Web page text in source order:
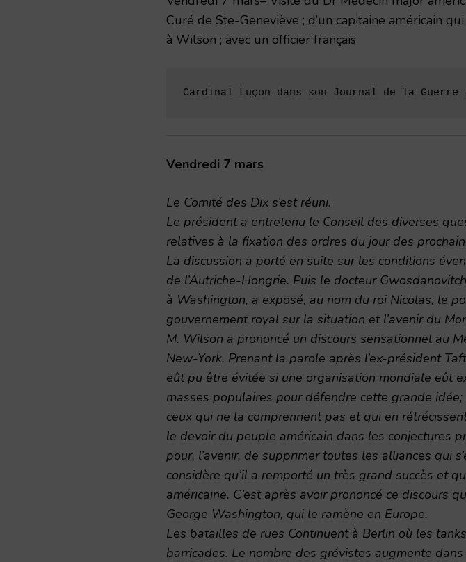
Curé de Ste-Geneviève ; d’un capitaine américain
à Wilson ; avec un officier français
Cardinal Luçon dans son Journal de la Guerre
Vendredi 7 mars
Le Comité des Dix s’est réuni.
Le président a entretenu le Conseil des diverses
relatives à la fixation des ordres du jour des
La discussion a porté en suite sur les conditions
de l’Autriche-Hongrie. Puis le docteur
à Washington, a exposé, au nom du roi Nicolas, le
gouvernement royal sur la situation et l’avenir du
M. Wilson a prononcé un discours sensationnel au
New-York. Prenant la parole après l’ex-président
eût pu être évitée si une organisation mondiale eût
masses populaires pour défendre cette grande
ceux qui ne la comprennent pas et qui en
le devoir du peuple américain dans les conjectures
pour, l’avenir, de supprimer toutes les alliances qui
considère qu’il a remporté un très grand succès et
américaine. C’est après avoir prononcé ce discours
George Washington, qui le ramène en Europe.
Les batailles de rues Continuent à Berlin où les
barricades. Le nombre des grévistes augmente